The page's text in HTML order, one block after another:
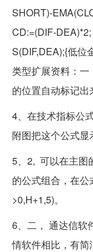
SHORT)-
CD:=(DIF-
S(DIF,DEA);{低位
类型扩展资料：
的位置自动标记出
4、在技术指标公
附图把这个公式显
5、2, 可以在主图
的公式组合，在
>0,H+1,5)。
6、二， 通达信软
情软件相比，有简